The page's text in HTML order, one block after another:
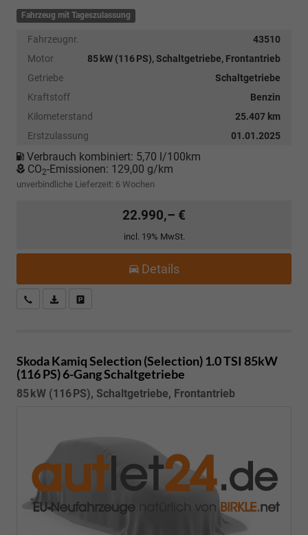
Fahrzeug mit Tageszulassung
Fahrzeugnr.
43510
Motor
85 kW (116 PS), Schaltgetriebe, Frontantrieb
Getriebe
Schaltgetriebe
Kraftstoff
Benzin
Kilometerstand
25.407 km
Erstzulassung
01.01.2025
Verbrauch kombiniert: 5,70 l/100km
CO2-Emissionen: 129,00 g/km
unverbindliche Lieferzeit: 6 Wochen
22.990,– €
incl. 19% MwSt.
Details
Kostenloser Rückruf-Service
PDF-Datei, Fahrzeugexposé drucken
Skoda KamiqSelection (Selection) 1.0 TSI 85kW
(116 PS) 6-Gang Schaltgetriebe
85 kW (116 PS), Schaltgetriebe, Frontantrieb